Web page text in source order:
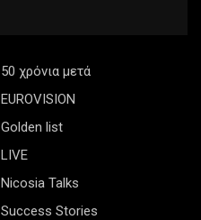
50 χρόνια μετά
EUROVISION
Golden list
LIVE
Nicosia Talks
Success Stories